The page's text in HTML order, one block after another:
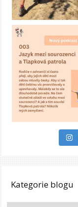
Kategorie blogu